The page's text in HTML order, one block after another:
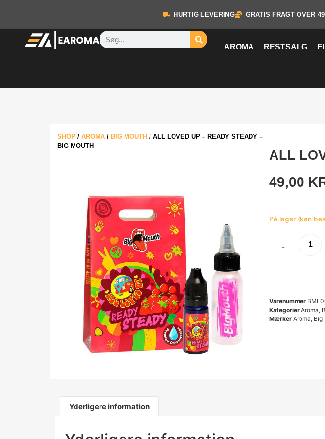
HURTIG LEVERING GRATIS FRAGT OVER
AROMA RESTSALG
SHOP / AROMA / BIG MOUTH / ALL LOVED UP – READY STEADY –
BIG MOUTH
ALL
49,00
På lager (kan
-
Varenummer
Kategorier Aroma,
Mærker Aroma, Big
Yderligere information